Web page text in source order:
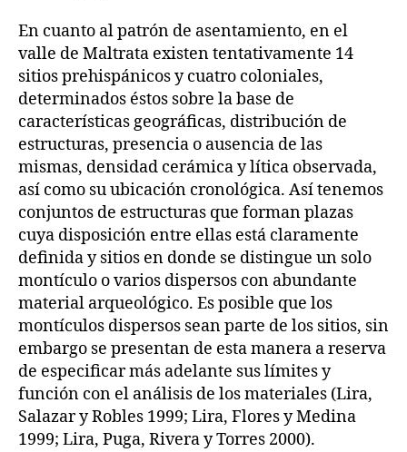
En cuanto al patrón de asentamiento, en el
valle de Maltrata existen tentativamente 14
sitios prehispánicos y cuatro coloniales,
determinados éstos sobre la base de
características geográficas, distribución de
estructuras, presencia o ausencia de las
mismas, densidad cerámica y lítica observada,
así como su ubicación cronológica. Así tenemos
conjuntos de estructuras que forman plazas
cuya disposición entre ellas está claramente
definida y sitios en donde se distingue un solo
montículo o varios dispersos con abundante
material arqueológico. Es posible que los
montículos dispersos sean parte de los sitios, sin
embargo se presentan de esta manera a reserva
de especificar más adelante sus límites y
función con el análisis de los materiales (Lira,
Salazar y Robles 1999; Lira, Flores y Medina
1999; Lira, Puga, Rivera y Torres 2000).